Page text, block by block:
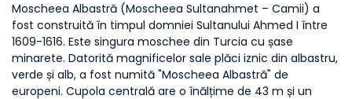
Moscheea Albastră (Moscheea Sultanahmet – Camii) a
fost construită în timpul domniei Sultanului Ahmed I între
1609-1616. Este singura moschee din Turcia cu șase
minarete. Datorită magnificelor sale plăci iznic din albastru,
verde și alb, a fost numită "Moscheea Albastră" de
europeni. Cupola centrală are o înălțime de 43 m și un